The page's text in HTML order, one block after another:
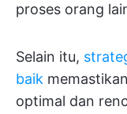
proses orang
Selain itu,
baik
optimal dan